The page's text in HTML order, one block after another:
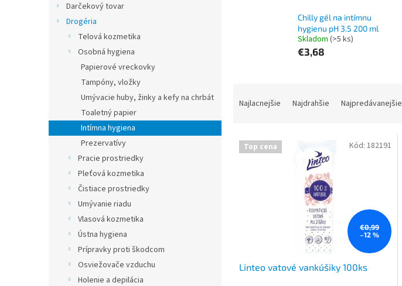
Darčekový tovar
Drogéria
Telová kozmetika
Osobná hygiena
Papierové vreckovky
Tampóny, vložky
Umývacie huby, žinky a kefy na chrbát
Toaletný papier
Intímna hygiena
Prezervatívy
Pracie prostriedky
Pleťová kozmetika
Čistiace prostriedky
Umývanie riadu
Vlasová kozmetika
Ústna hygiena
Prípravky proti škodcom
Osviežovače vzduchu
Holenie a depilácia
Chilly gél na intímnu
hygienu pH 3.5 200 ml
Skladom (>5 ks)
€3,68
n
Najlacnejšie Najdrahšie Najpredávanejšie
V Top cena
€0,99
–12 %
Linteo vatové vankúšiky 100ks
Kód: 182191